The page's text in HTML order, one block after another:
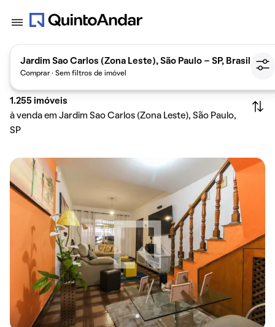
Jardim Sao Carlos (Zona Leste), São Paulo - SP, Brasil
Comprar · Sem filtros de imóvel
1.255 imóveis
à venda em Jardim Sao Carlos (Zona Leste), São Paulo,
SP